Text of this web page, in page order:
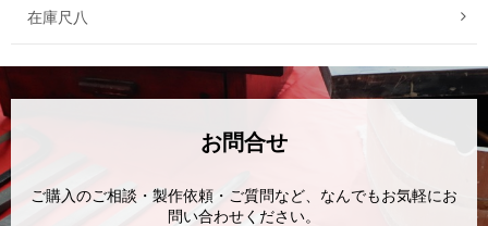
在庫尺八
お問合せ
ご購入のご相談・製作依頼・ご質問など、なんでもお気軽にお
問い合わせください。